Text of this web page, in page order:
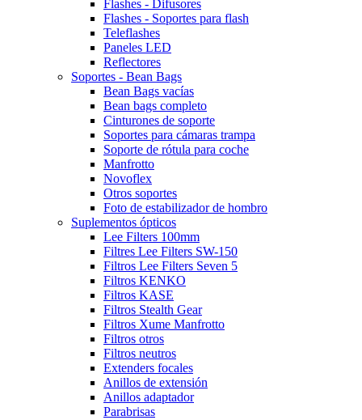
Flashes - Difusores
Flashes - Soportes para flash
Teleflashes
Paneles LED
Reflectores
Soportes - Bean Bags
Bean Bags vacías
Bean bags completo
Cinturones de soporte
Soportes para cámaras trampa
Soporte de rótula para coche
Manfrotto
Novoflex
Otros soportes
Foto de estabilizador de hombro
Suplementos ópticos
Lee Filters 100mm
Filtres Lee Filters SW-150
Filtros Lee Filters Seven 5
Filtros KENKO
Filtros KASE
Filtros Stealth Gear
Filtros Xume Manfrotto
Filtros otros
Filtros neutros
Extenders focales
Anillos de extensión
Anillos adaptador
Parabrisas